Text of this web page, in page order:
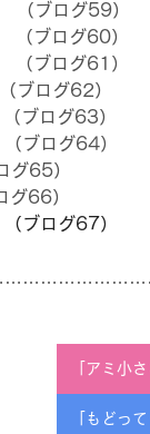
（ブログ59）
（ブログ60）
ブログ61）
ブログ62）
ログ63）
ログ64）
グ65）
66）
ブログ67）
「アミ小
「もどっ